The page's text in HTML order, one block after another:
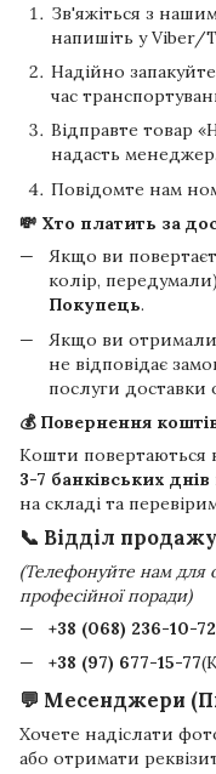
Зв'яжіться з
напишіть у Viber/
Надійно
час
Відправте товар
надасть менеджер.
Повідомте нам
💸 Хто платить за
Якщо ви
колір,
Покупець.
Якщо ви отримали
не відповідає
послуги доставки
💰 Повернення
Кошти повертаються
3-7 банківських днів
на складі та
📞 Відділ
(Телефонуйте нам для
професійної поради)
+38 (068) 236-10-72
+38 (97) 677-15-77
💬 Месенджери
Хочете надіслати
або отримати